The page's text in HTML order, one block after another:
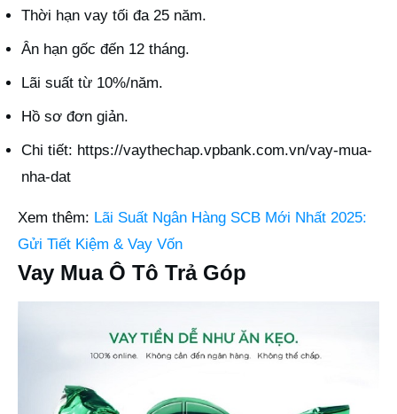
Thời hạn vay tối đa 25 năm.
Ân hạn gốc đến 12 tháng.
Lãi suất từ 10%/năm.
Hồ sơ đơn giản.
Chi tiết: https://vaythechap.vpbank.com.vn/vay-mua-
nha-dat
Xem thêm: Lãi Suất Ngân Hàng SCB Mới Nhất 2025:
Gửi Tiết Kiệm & Vay Vốn
Vay Mua Ô Tô Trả Góp